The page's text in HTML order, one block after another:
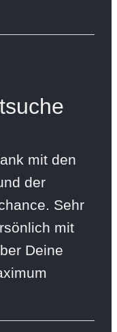
mit den
der
Sehr
mit
Deine